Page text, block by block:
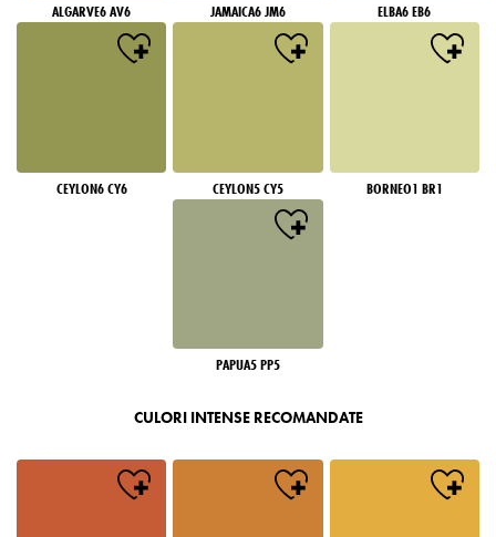
ALGARVE6 AV6 JAMAICA6 JM6 ELBA6 EB6
CEYLON6 CY6 CEYLON5 CY5 BORNEO1 BR1
PAPUA5 PP5
CULORI INTENSE RECOMANDATE